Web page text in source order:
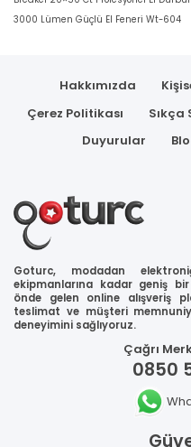
3000 Lümen Güçlü El Feneri Wt-604
Hakkımızda
Çerez Politikası
Duyurular
Goturc, modadan
ekipmanlarına kadar geniş
önde gelen online alışveriş
teslimat ve müşteri
deneyimini sağlıyoruz.
Çağrı
0850